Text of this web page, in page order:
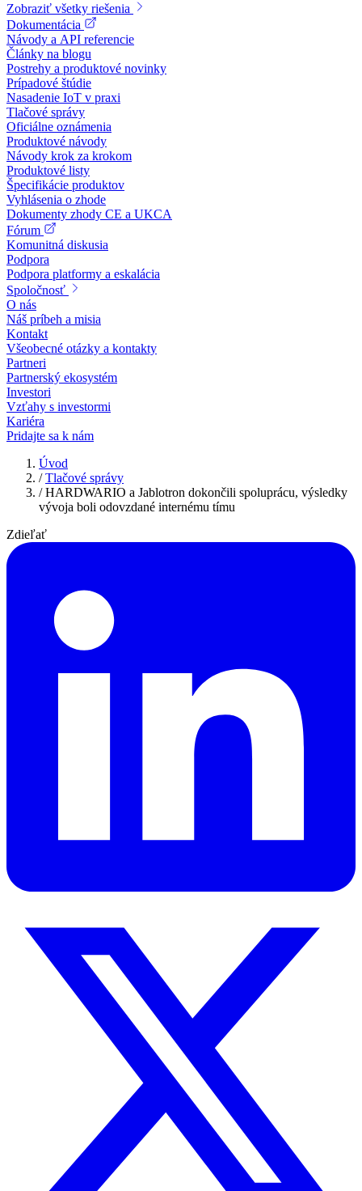
Zobraziť všetky riešenia
Dokumentácia
Návody a API referencie
Články na blogu
Postrehy a produktové novinky
Prípadové štúdie
Nasadenie IoT v praxi
Tlačové správy
Oficiálne oznámenia
Produktové návody
Návody krok za krokom
Produktové listy
Špecifikácie produktov
Vyhlásenia o zhode
Dokumenty zhody CE a UKCA
Fórum
Komunitná diskusia
Podpora
Podpora platformy a eskalácia
Spoločnosť
O nás
Náš príbeh a misia
Kontakt
Všeobecné otázky a kontakty
Partneri
Partnerský ekosystém
Investori
Vzťahy s investormi
Kariéra
Pridajte sa k nám
Úvod
/ Tlačové správy
/ HARDWARIO a Jablotron dokončili spoluprácu, výsledky
vývoja boli odovzdané internému tímu
Zdieľať